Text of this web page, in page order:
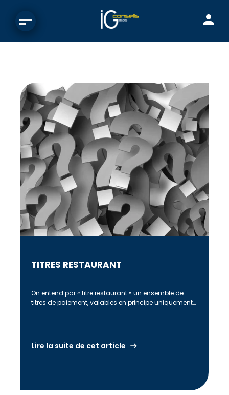
TITRES RESTAURANT
On entend par « titre restaurant » un ensemble de
titres de paiement, valables en principe uniquement
Lire la suite de cet article